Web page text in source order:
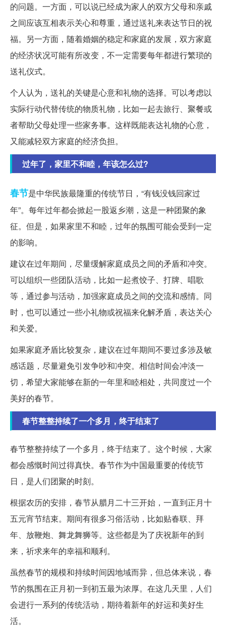
的问题。一方面，可以说已经成为家人的双方父母和亲戚
之间应该互相表示关心和尊重，通过送礼来表达节日的祝
福。另一方面，随着婚姻的稳定和家庭的发展，双方家庭
的经济状况可能有所改变，不一定需要每年都进行繁琐的
送礼仪式。
个人认为，送礼的关键是心意和礼物的选择。可以考虑以
实际行动代替传统的物质礼物，比如一起去旅行、聚餐或
者帮助父母处理一些家务事。这样既能表达礼物的心意，
又能减轻双方家庭的经济负担。
过年了，家里不和睦，年该怎么过?
春节是中华民族最隆重的传统节日，“有钱没钱回家过
年”。每年过年都会掀起一股返乡潮，这是一种团聚的象
征。但是，如果家里不和睦，过年的氛围可能会受到一定
的影响。
建议在过年期间，尽量缓解家庭成员之间的矛盾和冲突。
可以组织一些团队活动，比如一起煮饺子、打牌、唱歌
等，通过参与活动，加强家庭成员之间的交流和感情。同
时，也可以通过一些小礼物或祝福来化解矛盾，表达关心
和关爱。
如果家庭矛盾比较复杂，建议在过年期间不要过多涉及敏
感话题，尽量避免引发争吵和冲突。相信时间会冲淡一
切，希望大家能够在新的一年里和睦相处，共同度过一个
美好的春节。
春节整整持续了一个多月，终于结束了
春节整整持续了一个多月，终于结束了。这个时候，大家
都会感慨时间过得真快。春节作为中国最重要的传统节
日，是人们团聚的时刻。
根据农历的安排，春节从腊月二十三开始，一直到正月十
五元宵节结束。期间有很多习俗活动，比如贴春联、拜
年、放鞭炮、舞龙舞狮等。这些都是为了庆祝新年的到
来，祈求来年的幸福和顺利。
虽然春节的规模和持续时间因地域而异，但总体来说，春
节的氛围在正月初一到初五最为浓厚。在这几天里，人们
会进行一系列的传统活动，期待着新年的好运和美好生
活。